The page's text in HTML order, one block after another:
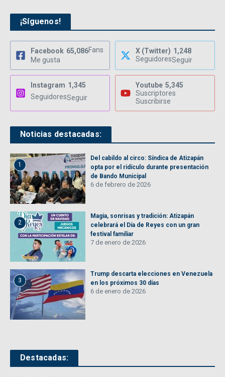
¡Síguenos!
Facebook 65,086Fans
Me gusta
X (Twitter) 1,248
SeguidoresSeguir
Instagram 1,345
SeguidoresSeguir
Youtube 5,345
Suscriptores
Suscribirse
Noticias destacadas:
1
Del cabildo al circo: Síndica de Atizapán
opta por el ridículo durante presentación
de Bando Municipal
6 de febrero de 2026
2
Magia, sonrisas y tradición: Atizapán
celebrará el Día de Reyes con un gran
festival familiar
7 de enero de 2026
3
Trump descarta elecciones en Venezuela
en los próximos 30 días
6 de enero de 2026
Destacadas: